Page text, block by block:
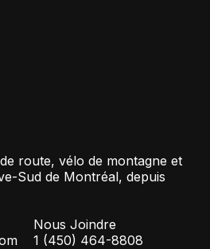
route, vélo de montagne et
Sud de Montréal, depuis
Nous Joindre
1 (450) 464-8808